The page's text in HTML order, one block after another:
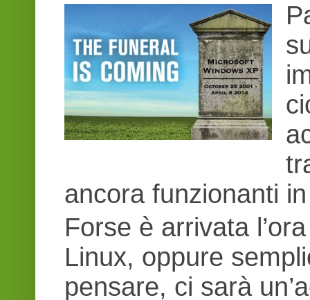
ancora funzionanti
Forse è arrivata
Linux, oppure
pensare, ci sarà